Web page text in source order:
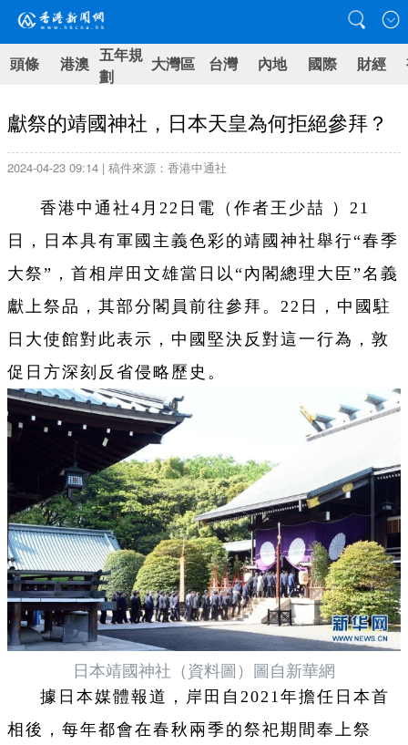
頭條 港澳 五年規
劃
大灣區 台灣 內地 國際 財經
獻祭的靖國神社，日本天皇為何拒絕參拜？
2024-04-23 09:14 | 稿件來源：香港中通社
香港中通社4月22日電（ 作者王少喆 ） 21
日，日本具有軍國主義色彩的靖國神社舉行“春季
大祭”，首相岸田文雄當日以“內閣總理大臣”名義
獻上祭品，其部分閣員前往參拜。22日，中國駐
日大使館對此表示，中國堅決反對這一行為，敦
促日方深刻反省侵略歷史。
日本靖國神社（資料圖）圖自新華網
據日本媒體報道，岸田自2021年擔任日本首
相後，每年都會在春秋兩季的祭祀期間奉上祭